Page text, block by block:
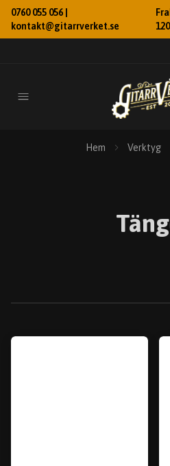
0760 055 056 |
kontakt@gitarrverket.se
Hem Verktyg